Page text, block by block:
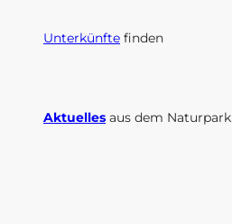
Unterkünfte finden
Aktuelles aus dem Naturpark